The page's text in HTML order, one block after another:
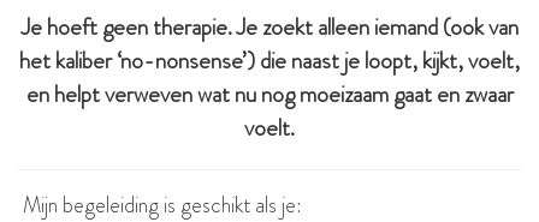
Je hoeft geen therapie. Je zoekt alleen iemand (ook van
het kaliber ‘no-nonsense’) die naast je loopt, kijkt, voelt,
en helpt verweven wat nu nog moeizaam gaat en zwaar
voelt.
Mijn begeleiding is geschikt als je: